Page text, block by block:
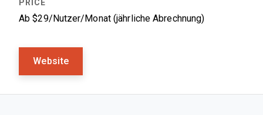
Ab $29/Nutzer/Monat (jährliche Abrechnung)
Website